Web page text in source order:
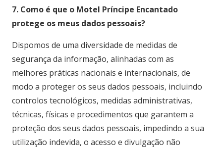
7. Como é que o Motel Príncipe Encantado
protege os meus dados pessoais?
Dispomos de uma diversidade de medidas de
segurança da informação, alinhadas com as
melhores práticas nacionais e internacionais, de
modo a proteger os seus dados pessoais, incluindo
controlos tecnológicos, medidas administrativas,
técnicas, físicas e procedimentos que garantem a
proteção dos seus dados pessoais, impedindo a sua
utilização indevida, o acesso e divulgação não